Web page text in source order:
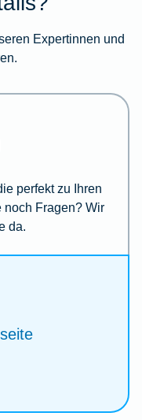
Expertinnen und
perfekt zu Ihren
noch Fragen? Wir
da.